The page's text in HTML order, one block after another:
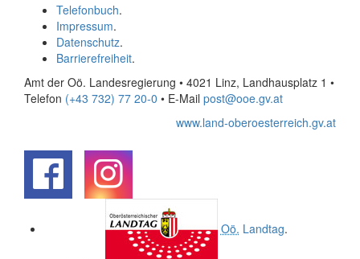
Telefonbuch.
Impressum.
Datenschutz.
Barrierefreiheit.
Amt der Oö. Landesregierung • 4021 Linz, Landhausplatz 1 •
Telefon (+43 732) 77 20-0 • E-Mail post@ooe.gv.at
www.land-oberoesterreich.gv.at
Oö. Landtag.